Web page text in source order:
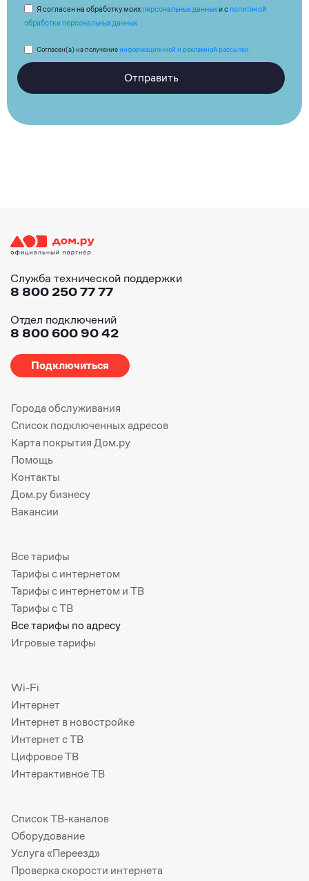
Я согласен на обработку моих персональных данныхи с политикой
обработки персональных данных
Согласен(а) на получениеинформационной и рекламной рассылки
Отправить
Служба технической поддержки
8 800 250 77 77
Отдел подключений
8 800 600 90 42
Подключиться
Города обслуживания
Список подключенных адресов
Карта покрытия Дом.ру
Помощь
Контакты
Дом.ру бизнесу
Вакансии
Все тарифы
Тарифы с интернетом
Тарифы с интернетом и ТВ
Тарифы с ТВ
Все тарифы по адресу
Игровые тарифы
Wi-Fi
Интернет
Интернет в новостройке
Интернет с ТВ
Цифровое ТВ
Интерактивное ТВ
Список ТВ-каналов
Оборудование
Услуга «Переезд»
Проверка скорости интернета